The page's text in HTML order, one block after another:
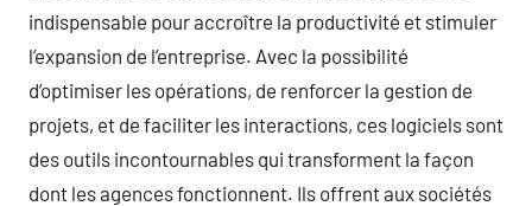
indispensable pour accroître la productivité et stimuler
l’expansion de l’entreprise. Avec la possibilité
d’optimiser les opérations, de renforcer la gestion de
projets, et de faciliter les interactions, ces logiciels sont
des outils incontournables qui transforment la façon
dont les agences fonctionnent. Ils offrent aux sociétés